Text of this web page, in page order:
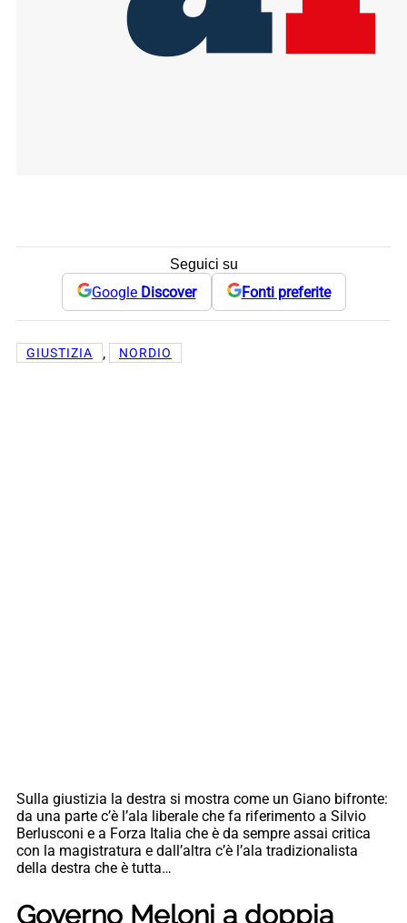
Seguici su
Google Discover Fonti preferite
GIUSTIZIA , NORDIO
Sulla giustizia la destra si mostra come un Giano bifronte:
da una parte c’è l’ala liberale che fa riferimento a Silvio
Berlusconi e a Forza Italia che è da sempre assai critica
con la magistratura e dall’altra c’è l’ala tradizionalista
della destra che è tutta…
Governo Meloni a doppia